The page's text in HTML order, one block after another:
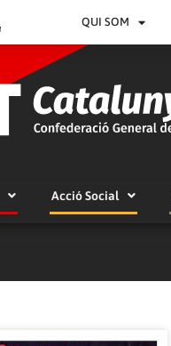
QUI SOM
Acció Social